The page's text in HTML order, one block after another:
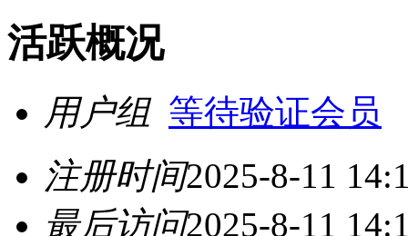
活跃概况
用户组 等待验证会员
注册时间2025-8-11
最后访问2025-8-11